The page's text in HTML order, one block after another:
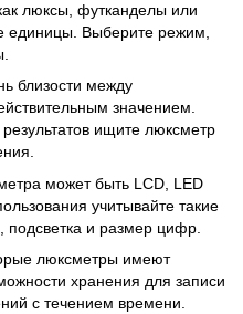
люксы, футканделы или
единицы. Выберите режим,
близости между
значением.
ищите люксметр
может быть LCD, LED
учитывайте такие
подсветка и размер цифр.
люксметры имеют
хранения для записи
с течением времени.